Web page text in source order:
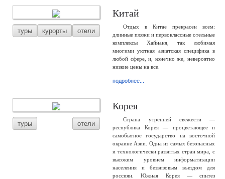
туры курорты отели
Китай
Отдых в Китае прекрасен всем:
длинные пляжи и первоклассные отельные
комплексы Хайнаня, так любимая
многими уютная азиатская специфика в
любой сфере, и, конечно же, невероятно
низкие цены на все.
подробнее...
туры отели
Корея
Страна утренней свежести —
республика Корея — процветающее и
самобытное государство на восточной
окраине Азии. Одна из самых безопасных
и технологически развитых стран мира, с
высоким уровнем информатизации
населения и безвизовым въездом для
россиян. Южная Корея — синтез